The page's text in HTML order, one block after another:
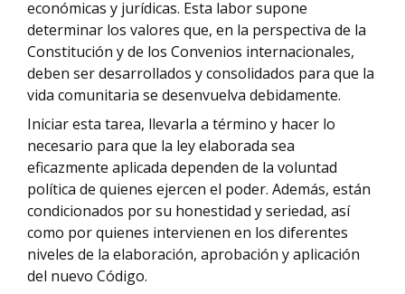
económicas y jurídicas. Esta labor supone
determinar los valores que, en la perspectiva de la
Constitución y de los Convenios internacionales,
deben ser desarrollados y consolidados para que la
vida comunitaria se desenvuelva debidamente.
Iniciar esta tarea, llevarla a término y hacer lo
necesario para que la ley elaborada sea
eficazmente aplicada dependen de la voluntad
política de quienes ejercen el poder. Además, están
condicionados por su honestidad y seriedad, así
como por quienes intervienen en los diferentes
niveles de la elaboración, aprobación y aplicación
del nuevo Código.